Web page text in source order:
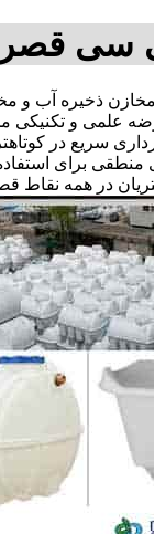
سی
ذخیره آب و
علمی و تکنیکی
سریع در
برای
در همه نقاط